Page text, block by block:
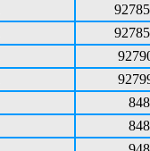
848
848